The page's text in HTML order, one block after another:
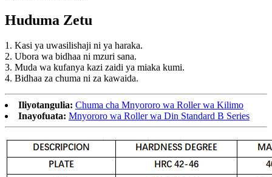
Huduma Zetu
1. Kasi ya uwasilishaji ni ya haraka.
2. Ubora wa bidhaa ni mzuri sana.
3. Muda wa kufanya kazi zaidi ya miaka kumi.
4. Bidhaa za chuma ni za kawaida.
Iliyotangulia: Chuma cha Mnyororo wa Roller wa Kilimo
Inayofuata: Mnyororo wa Roller wa Din Standard B Series